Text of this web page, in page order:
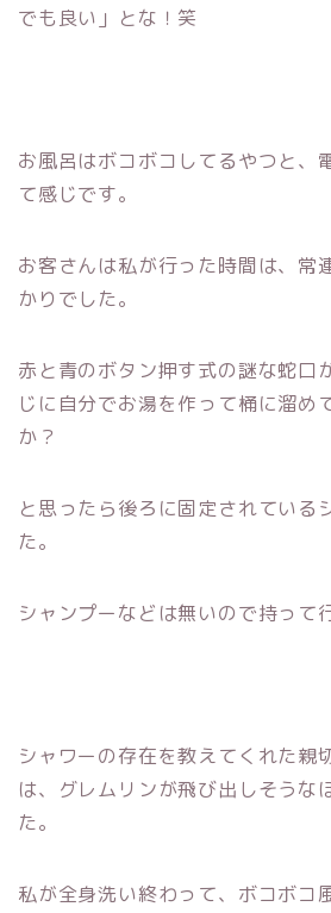
でも良い」とな！笑
お風呂はボコボコしてるやつと、
て感じです。
お客さんは私が行った時間は、常
かりでした。
赤と青のボタン押す式の謎な蛇口
じに自分でお湯を作って桶に溜め
か？
と思ったら後ろに固定されている
た。
シャンプーなどは無いので持って
シャワーの存在を教えてくれた親
は、グレムリンが飛び出しそうな
た。
私が全身洗い終わって、ボコボコ